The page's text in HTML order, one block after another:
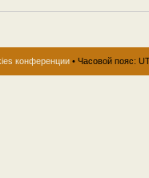
конференции • Часовой пояс: